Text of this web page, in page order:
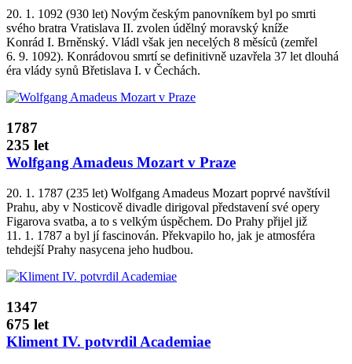
20. 1. 1092 (930 let) Novým českým panovníkem byl po smrti
svého bratra Vratislava II. zvolen údělný moravský kníže
Konrád I. Brněnský. Vládl však jen necelých 8 měsíců (zemřel
6. 9. 1092). Konrádovou smrtí se definitivně uzavřela 37 let dlouhá
éra vlády synů Břetislava I. v Čechách.
1787
235 let
Wolfgang Amadeus Mozart v Praze
20. 1. 1787 (235 let) Wolfgang Amadeus Mozart poprvé navštívil
Prahu, aby v Nosticově divadle dirigoval představení své opery
Figarova svatba, a to s velkým úspěchem. Do Prahy přijel již
11. 1. 1787 a byl jí fascinován. Překvapilo ho, jak je atmosféra
tehdejší Prahy nasycena jeho hudbou.
1347
675 let
Kliment IV. potvrdil Academiae